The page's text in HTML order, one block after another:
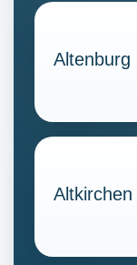
Altenburg
Altkirchen